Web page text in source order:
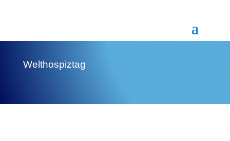
Welthospiztag